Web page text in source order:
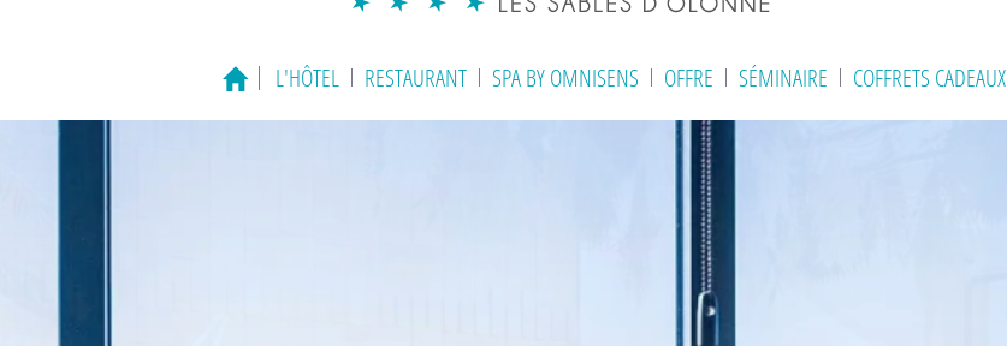
L'HÔTEL RESTAURANT SPA BY OMNISENS OFFRE SÉMINAIRE COFFRETS CADEAUX